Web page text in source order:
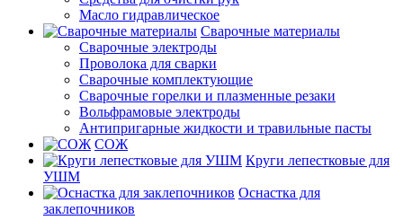
Масло гидравлическое
Сварочные материалы
Сварочные электроды
Проволока для сварки
Сварочные комплектующие
Сварочные горелки и плазменные резаки
Вольфрамовые электроды
Антипригарные жидкости и травильные пасты
СОЖ
Круги лепестковые для
УШМ
Оснастка для
заклепочников